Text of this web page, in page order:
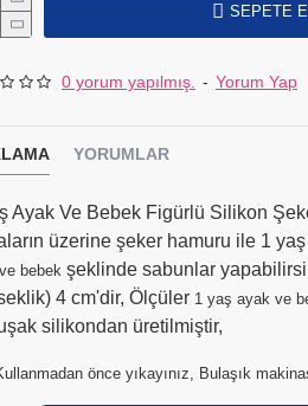
0 yorum yapılmış. - Yorum Yap
SEPETE
YORUMLAR
Ayak Ve Bebek Figürlü Silikon
üzerine şeker hamuru ile 1
bebek şeklinde sabunlar
4 cm'dir, Ölçüler 1 yaş ayak ve
silikondan üretilmiştir,
önce yıkayınız, Bulaşık